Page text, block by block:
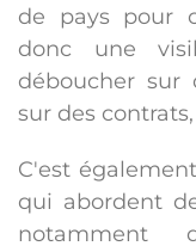
de pays pour
donc une
déboucher sur
sur des
C'est
qui abordent
notamment